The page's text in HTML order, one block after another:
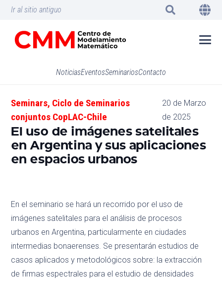
Ir al sitio antiguo
NoticiasEventosSeminariosContacto
Seminars, Ciclo de Seminarios
conjuntos CopLAC-Chile
20 de Marzo
de 2025
El uso de imágenes satelitales
en Argentina y sus aplicaciones
en espacios urbanos
En el seminario se hará un recorrido por el uso de
imágenes satelitales para el análisis de procesos
urbanos en Argentina, particularmente en ciudades
intermedias bonaerenses. Se presentarán estudios de
casos aplicados y metodológicos sobre: la extracción
de firmas espectrales para el estudio de densidades